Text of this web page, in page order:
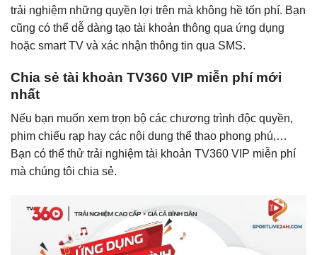
trải nghiệm những quyền lợi trên mà không hề tốn phí. Bạn
cũng có thể dễ dàng tạo tài khoản thông qua ứng dụng
hoặc smart TV và xác nhận thông tin qua SMS.
Chia sẻ tài khoản TV360 VIP miễn phí mới
nhất
Nếu bạn muốn xem trọn bộ các chương trình độc quyền,
phim chiếu rạp hay các nội dung thể thao phong phú,…
Bạn có thể thử trải nghiệm tài khoản TV360 VIP miễn phí
mà chúng tôi chia sẻ.